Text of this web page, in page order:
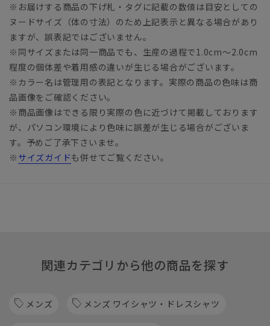
※お届けする商品の下げ札・タグに記載の数値は目安としての
ヌードサイズ（体の寸法）のため上記表示と異なる場合があり
ますが、誤表記ではございません。
※同サイズまたは同一商品でも、生産の過程で1.0cm～2.0cm
程度の個体差や着用感の違いが生じる場合がございます。
※カラー名は管理用の表記となります。実際の商品の色味は商
品画像をご確認ください。
※商品画像はできる限り実際の色に近づけて掲載しております
が、パソコン環境により色味に誤差が生じる場合がございま
す。予めご了承下さいませ。
※ サイズガイドも併せてご覧ください。
関連カテゴリから他の商品を探す
メンズ メンズ ワイシャツ・ドレスシャツ